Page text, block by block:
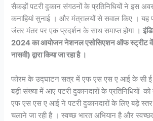
सैकड़ों पटरी दुकान संगठनों के प्रतिनिधियों ने इस
कनाहियां सुनाई । और मंत्रालयों से सवाल किए । यह
जंतर मंतर पर एक प्रदर्शन के साथ समाप्त होगा ।
2024का आयोजन नेशनल एसोसिएशन ऑफ स्ट्रीट
नासवी) द्वारा किया जा रहा है ।
फोरम के उद्घाटन सत्र में एफ एस एस ए आई के सी ई
बड़ी संख्या में आए पटरी दुकानदारों के प्रतिनिधियों
एफ एस एस ए आई ने पटरी दुकानदारों के लिए बड़े स्तर
चलाने जा रही है । स्वच्छ भारत अभियान है और